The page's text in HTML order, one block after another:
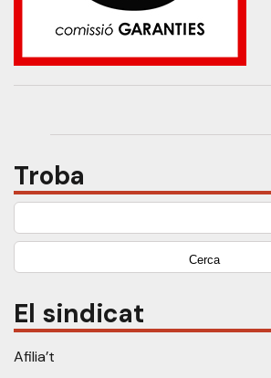
Troba
Cerca:
El sindicat
Afilia’t